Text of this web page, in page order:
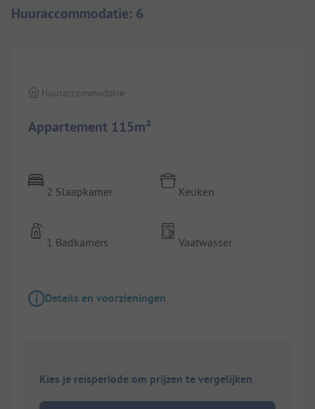
Huuraccommodatie: 6
Appartement 115m²
Huuraccommodatie
2 Slaapkamer
1 Badkamers
Keuken
Vaatwasser
Details en voorzieningen
Kies je reisperiode om prijzen te vergelijken